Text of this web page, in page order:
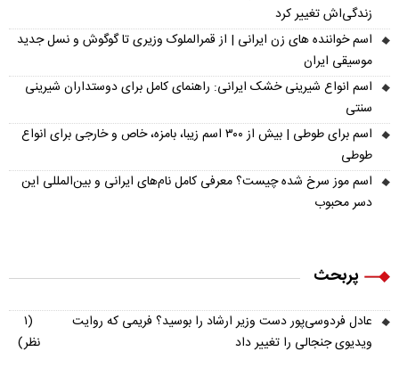
زندگی‌اش تغییر کرد
اسم خواننده های زن ایرانی | از قمرالملوک وزیری تا گوگوش و نسل جدید
موسیقی ایران
اسم انواع شیرینی خشک ایرانی: راهنمای کامل برای دوستداران شیرینی
سنتی
اسم برای طوطی | بیش از ۳۰۰ اسم زیبا، بامزه، خاص و خارجی برای انواع
طوطی
اسم موز سرخ شده چیست؟ معرفی کامل نام‌های ایرانی و بین‌المللی این
دسر محبوب
پربحث
عادل فردوسی‌پور دست وزیر ارشاد را بوسید؟ فریمی که روایت
ویدیوی جنجالی را تغییر داد
(۱
نظر)